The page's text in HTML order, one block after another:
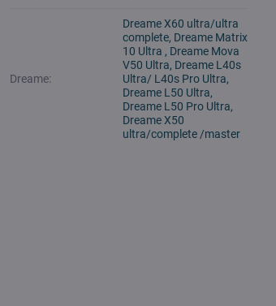
Dreame:
Dreame X60 ultra/ultra
complete, Dreame Matrix
10 Ultra , Dreame Mova
V50 Ultra, Dreame L40s
Ultra/ L40s Pro Ultra,
Dreame L50 Ultra,
Dreame L50 Pro Ultra,
Dreame X50
ultra/complete /master